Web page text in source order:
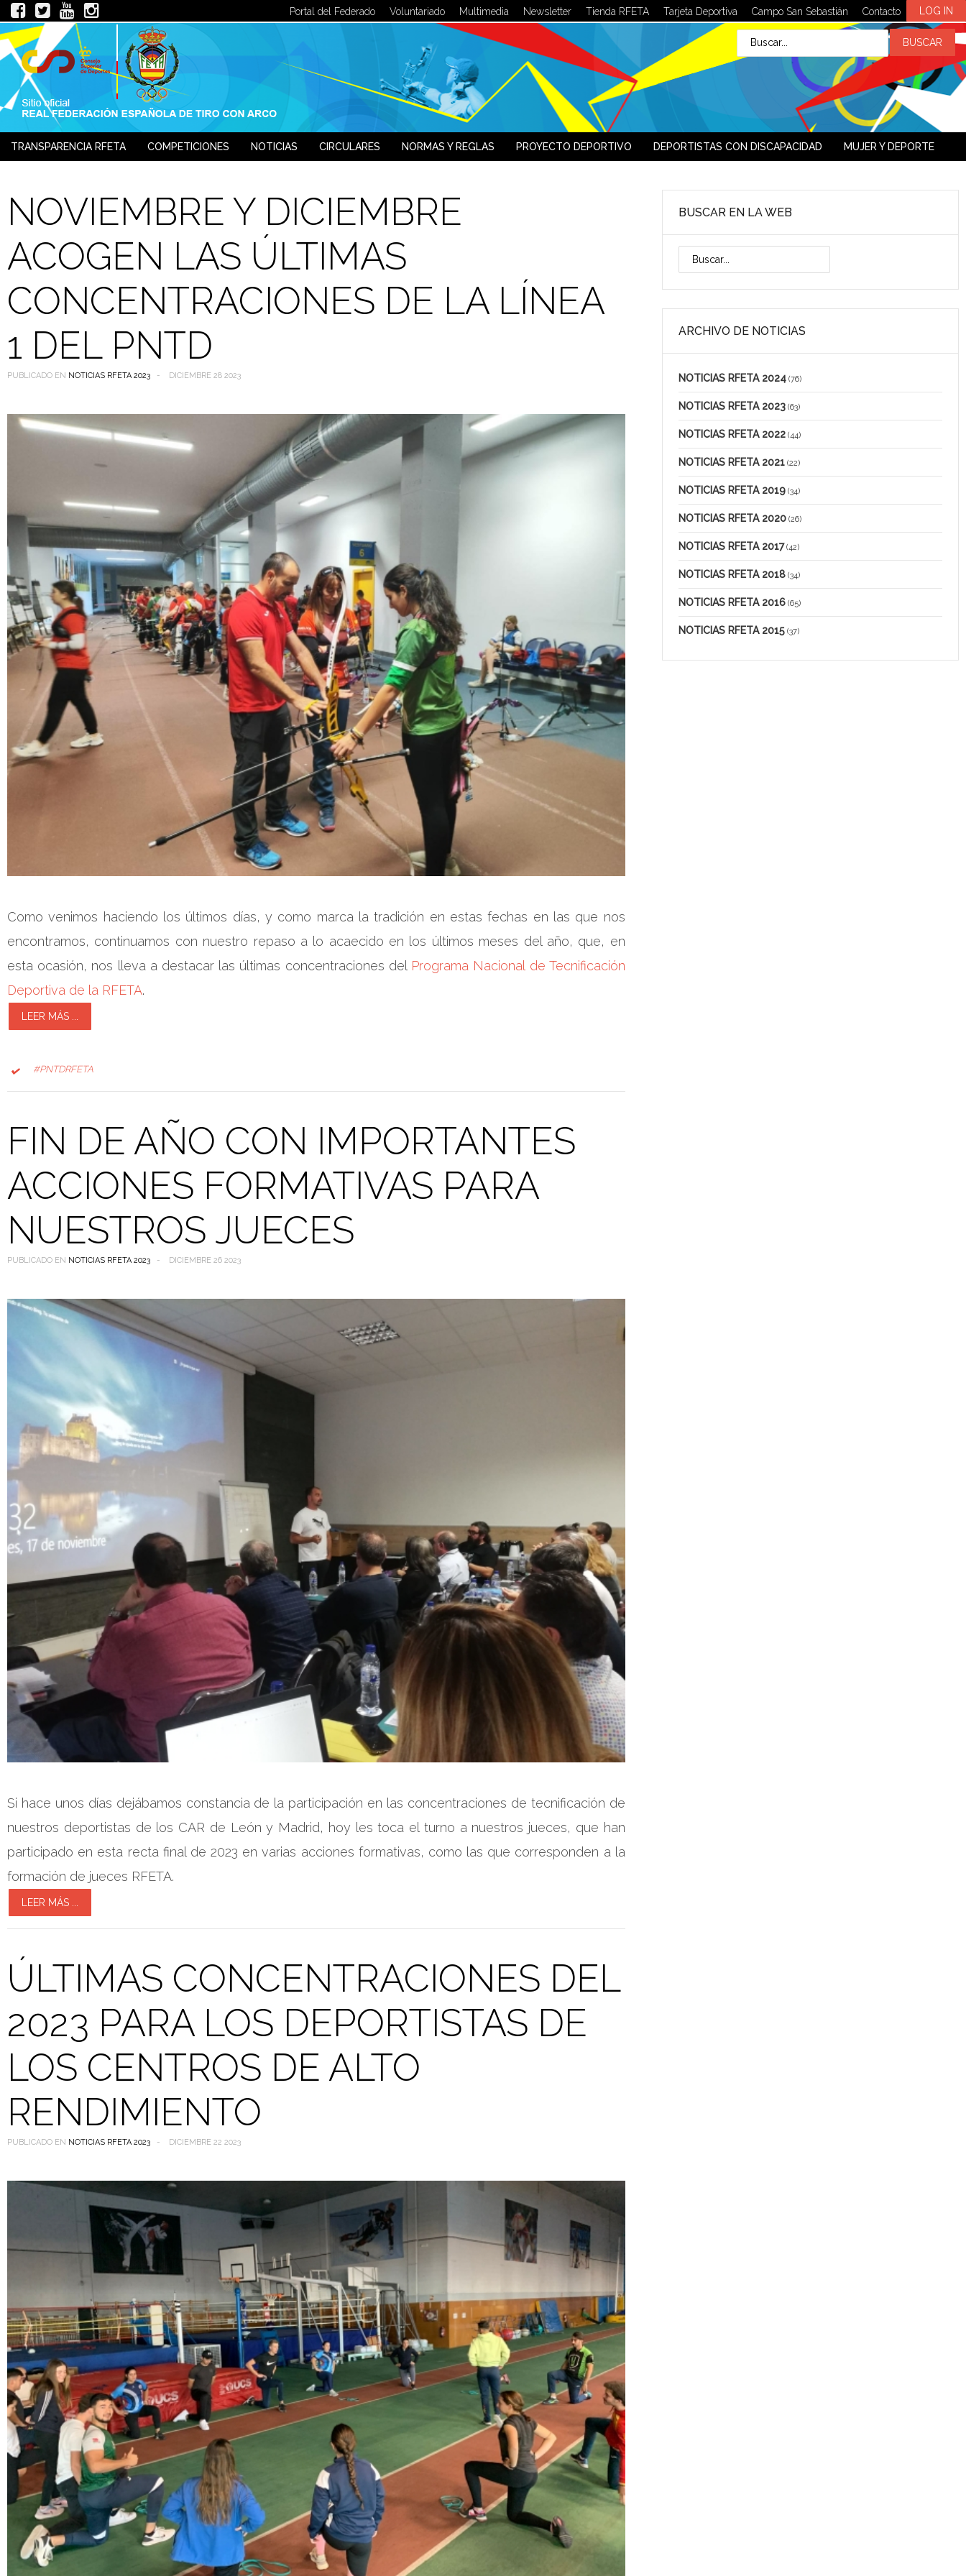
Portal del Federado Voluntariado Multimedia Newsletter Tienda RFETA Tarjeta Deportiva Campo San Sebastián Contacto LOG IN
TRANSPARENCIA RFETA COMPETICIONES NOTICIAS CIRCULARES NORMAS Y REGLAS PROYECTO DEPORTIVO DEPORTISTAS CON DISCAPACIDAD MUJER Y DEPORTE
NOVIEMBRE Y DICIEMBRE
ACOGEN LAS ÚLTIMAS
CONCENTRACIONES DE LA LÍNEA
1 DEL PNTD
PUBLICADO EN NOTICIAS RFETA 2023 DICIEMBRE 28 2023
Como venimos haciendo los últimos días, y como marca la tradición en estas fechas en las que nos
encontramos, continuamos con nuestro repaso a lo acaecido en los últimos meses del año, que, en
esta ocasión, nos lleva a destacar las últimas concentraciones del Programa Nacional de Tecnificación
Deportiva de la RFETA.
LEER MÁS ...
#PNTDRFETA
FIN DE AÑO CON IMPORTANTES
ACCIONES FORMATIVAS PARA
NUESTROS JUECES
PUBLICADO EN NOTICIAS RFETA 2023 DICIEMBRE 26 2023
Si hace unos días dejábamos constancia de la participación en las concentraciones de tecnificación de
nuestros deportistas de los CAR de León y Madrid, hoy les toca el turno a nuestros jueces, que han
participado en esta recta final de 2023 en varias acciones formativas, como las que corresponden a la
formación de jueces RFETA.
LEER MÁS ...
ÚLTIMAS CONCENTRACIONES DEL
2023 PARA LOS DEPORTISTAS DE
LOS CENTROS DE ALTO
RENDIMIENTO
PUBLICADO EN NOTICIAS RFETA 2023 DICIEMBRE 22 2023
BUSCAR EN LA WEB
ARCHIVO DE NOTICIAS
NOTICIAS RFETA 2024(76)
NOTICIAS RFETA 2023(63)
NOTICIAS RFETA 2022(44)
NOTICIAS RFETA 2021(22)
NOTICIAS RFETA 2019(34)
NOTICIAS RFETA 2020(26)
NOTICIAS RFETA 2017(42)
NOTICIAS RFETA 2018(34)
NOTICIAS RFETA 2016(65)
NOTICIAS RFETA 2015(37)
LOG INORSIGN UP
Usuario
Contraseña
¿Recordar contraseña?
¿Recordar usuario?